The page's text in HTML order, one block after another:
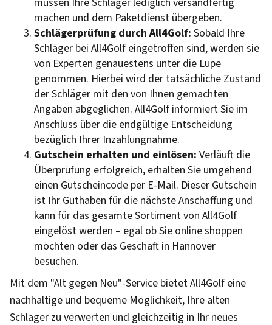
machen und dem Paketdienst übergeben.
Schlägerprüfung durch All4Golf: Sobald Ihre
Schläger bei All4Golf eingetroffen sind, werden sie
von Experten genauestens unter die Lupe
genommen. Hierbei wird der tatsächliche Zustand
der Schläger mit den von Ihnen gemachten
Angaben abgeglichen. All4Golf informiert Sie im
Anschluss über die endgültige Entscheidung
bezüglich Ihrer Inzahlungnahme.
Gutschein erhalten und einlösen: Verläuft die
Überprüfung erfolgreich, erhalten Sie umgehend
einen Gutscheincode per E-Mail. Dieser Gutschein
ist Ihr Guthaben für die nächste Anschaffung und
kann für das gesamte Sortiment von All4Golf
eingelöst werden – egal ob Sie online shoppen
möchten oder das Geschäft in Hannover
besuchen.
Mit dem "Alt gegen Neu"-Service bietet All4Golf eine
nachhaltige und bequeme Möglichkeit, Ihre alten
Schläger zu verwerten und gleichzeitig in Ihr neues